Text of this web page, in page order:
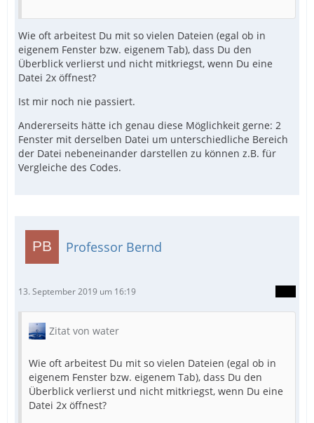
Wie oft arbeitest Du mit so vielen Dateien (egal ob in
eigenem Fenster bzw. eigenem Tab), dass Du den
Überblick verlierst und nicht mitkriegst, wenn Du eine
Datei 2x öffnest?
Ist mir noch nie passiert.
Andererseits hätte ich genau diese Möglichkeit gerne: 2
Fenster mit derselben Datei um unterschiedliche Bereich
der Datei nebeneinander darstellen zu können z.B. für
Vergleiche des Codes.
Professor Bernd
13. September 2019 um 16:19
Zitat von water
Wie oft arbeitest Du mit so vielen Dateien (egal ob in
eigenem Fenster bzw. eigenem Tab), dass Du den
Überblick verlierst und nicht mitkriegst, wenn Du eine
Datei 2x öffnest?